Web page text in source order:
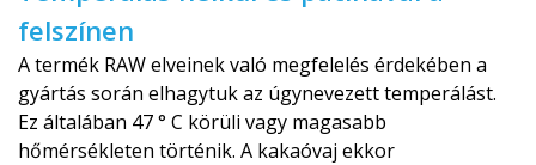
felszínen
A termék RAW elveinek való megfelelés érdekében a
gyártás során elhagytuk az úgynevezett temperálást.
Ez általában 47 ° C körüli vagy magasabb
hőmérsékleten történik. A kakaóvaj ekkor